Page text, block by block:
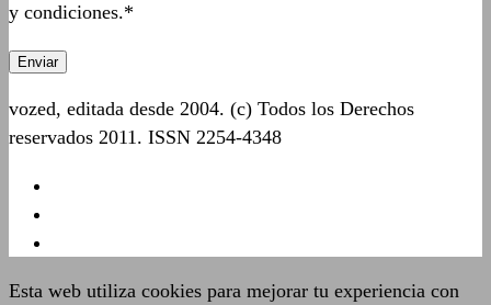
y condiciones.*
vozed, editada desde 2004. (c) Todos los Derechos
reservados 2011. ISSN 2254-4348
Esta web utiliza cookies para mejorar tu experiencia con